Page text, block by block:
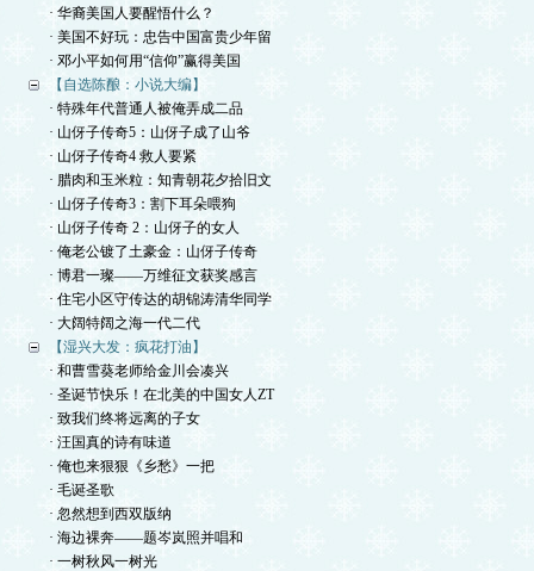
· 华裔美国人要醒悟什么？
· 美国不好玩：忠告中国富贵少年留
· 邓小平如何用“信仰”赢得美国
【自选陈酿：小说大编】
· 特殊年代普通人被俺弄成二品
· 山伢子传奇5：山伢子成了山爷
· 山伢子传奇4 救人要紧
· 腊肉和玉米粒：知青朝花夕拾旧文
· 山伢子传奇3：割下耳朵喂狗
· 山伢子传奇 2：山伢子的女人
· 俺老公镀了土豪金：山伢子传奇
· 博君一璨——万维征文获奖感言
· 住宅小区守传达的胡锦涛清华同学
· 大阔特阔之海一代二代
【湿兴大发：疯花打油】
· 和曹雪葵老师给金川会凑兴
· 圣诞节快乐！在北美的中国女人ZT
· 致我们终将远离的子女
· 汪国真的诗有味道
· 俺也来狠狠《乡愁》一把
· 毛诞圣歌
· 忽然想到西双版纳
· 海边裸奔——题岑岚照并唱和
· 一树秋风一树光